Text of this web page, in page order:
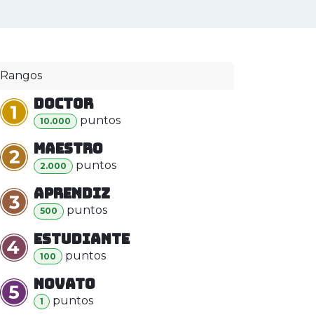
Rangos
Doctor
10.000 puntos
Maestro
2.000 puntos
Aprendiz
500 puntos
Estudiante
100 puntos
Novato
1 puntos